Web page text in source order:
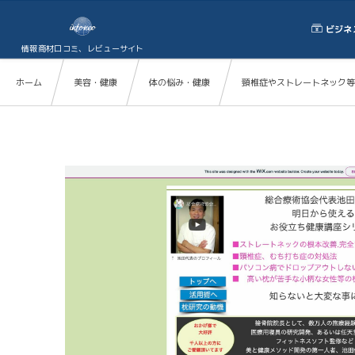
情報商材口コミ、レビューサイト
ビジネ
ホーム 美容・健康 体の悩み・健康 頸椎症やストレートネック